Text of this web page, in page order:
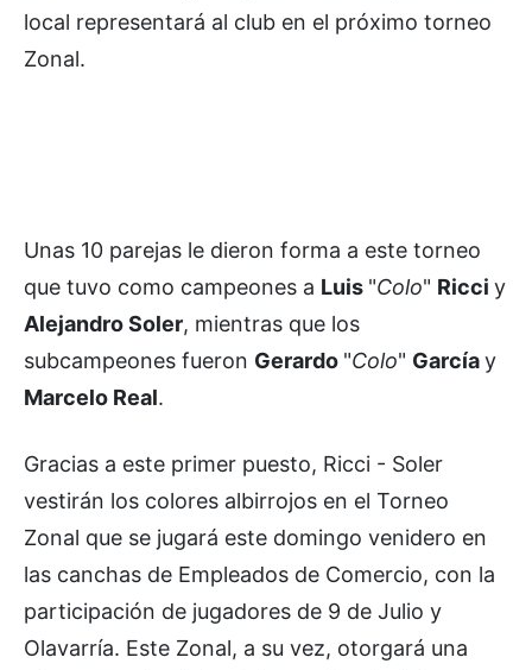
local representará al club en el próximo torneo
Zonal.
Unas 10 parejas le dieron forma a este torneo
que tuvo como campeones a Luis "Colo" Ricci y
Alejandro Soler, mientras que los
subcampeones fueron Gerardo "Colo" Garcíay
Marcelo Real.
Gracias a este primer puesto, Ricci - Soler
vestirán los colores albirrojos en el Torneo
Zonal que se jugará este domingo venidero en
las canchas de Empleados de Comercio, con la
participación de jugadores de 9 de Julio y
Olavarría. Este Zonal, a su vez, otorgará una